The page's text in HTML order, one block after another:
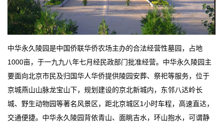
中华永久陵园是中国侨联华侨农场主办的合法经营性墓园，占地
1000亩，于一九九八年七月经民政部门批准经营。中华永久陵园主
要面向北京市民及归国华人华侨提供陵园安葬、祭祀等服务，位于
京城燕山山脉龙宝山下，规划建设的京北新城内，东邻八达岭长
城、野生动物园等著名风景区，距北京城区1小时车程，高速直达，
交通便捷。中华永久陵园背依青山、面眺吉水，环山抱水，可谓静